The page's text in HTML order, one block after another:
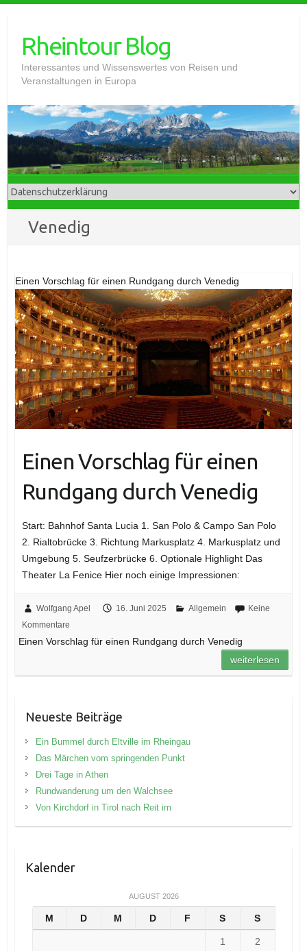
contentRheintour Blog
Interessantes und Wissenswertes von Reisen und
Veranstaltungen in Europa
Venedig
Einen Vorschlag für einen Rundgang durch Venedig
Einen Vorschlag für einen
Rundgang durch Venedig
Start: Bahnhof Santa Lucia 1. San Polo & Campo San Polo
2. Rialtobrücke 3. Richtung Markusplatz 4. Markusplatz und
Umgebung 5. Seufzerbrücke 6. Optionale Highlight Das
Theater La Fenice Hier noch einige Impressionen:
Wolfgang Apel 16. Juni 2025 Allgemein
Keine
Kommentare
Einen Vorschlag für einen Rundgang durch Venedig
weiterlesen
Neueste Beiträge
Ein Bummel durch Eltville im Rheingau
Das Märchen vom springenden Punkt
Drei Tage in Athen
Rundwanderung um den Walchsee
Von Kirchdorf in Tirol nach Reit im
Kalender
AUGUST 2026
M D M D F S S
1 2